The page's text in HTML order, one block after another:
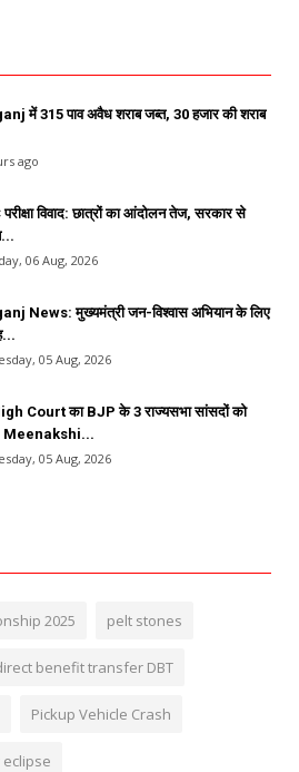
में 315 पाव अवैध शराब जब्त, 30 हजार की शराब
ago
विवाद: छात्रों का आंदोलन तेज, सरकार से
06 Aug, 2026
News: मुख्यमंत्री जन-विश्वास अभियान के लिए
05 Aug, 2026
Court का BJP के 3 राज्यसभा सांसदों को
Meenakshi...
05 Aug, 2026
2025 pelt stones
benefit transfer DBT
Pickup Vehicle Crash